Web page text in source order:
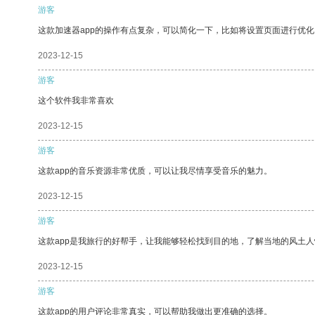
游客
这款加速器app的操作有点复杂，可以简化一下，比如将设置页面进行优
2023-12-15
游客
这个软件我非常喜欢
2023-12-15
游客
这款app的音乐资源非常优质，可以让我尽情享受音乐的魅力。
2023-12-15
游客
这款app是我旅行的好帮手，让我能够轻松找到目的地，了解当地的风土
2023-12-15
游客
这款app的用户评论非常真实，可以帮助我做出更准确的选择。